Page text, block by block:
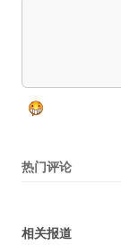
热门评论
相关报道